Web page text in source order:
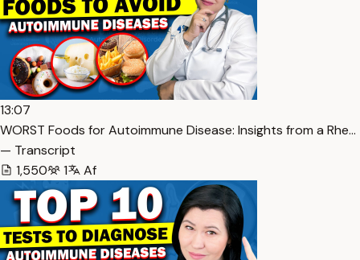
13:07
WORST Foods for Autoimmune Disease: Insights from a Rhe…
— Transcript
1,550
1 Af